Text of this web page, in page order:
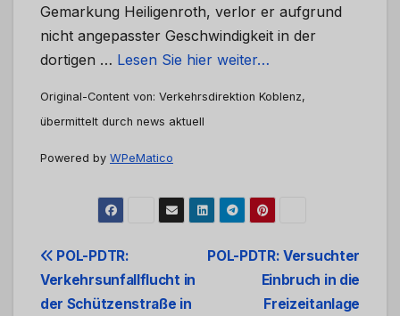
Gemarkung Heiligenroth, verlor er aufgrund
nicht angepasster Geschwindigkeit in der
dortigen … Lesen Sie hier weiter…
Original-Content von: Verkehrsdirektion Koblenz,
übermittelt durch news aktuell
Powered by WPeMatico
Beitrags-
Navigation
POL-PDTR: Versuchter
Einbruch in die
Freizeitanlage
POL-PDTR:
Verkehrsunfallflucht in
der Schützenstraße in